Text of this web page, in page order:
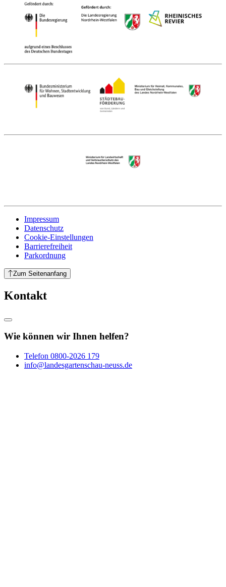
Impressum
Datenschutz
Cookie-Einstellungen
Barrierefreiheit
Parkordnung
Zum Seitenanfang
Kontakt
Wie können wir Ihnen helfen?
Telefon 0800-2026 179
info@landesgartenschau-neuss.de